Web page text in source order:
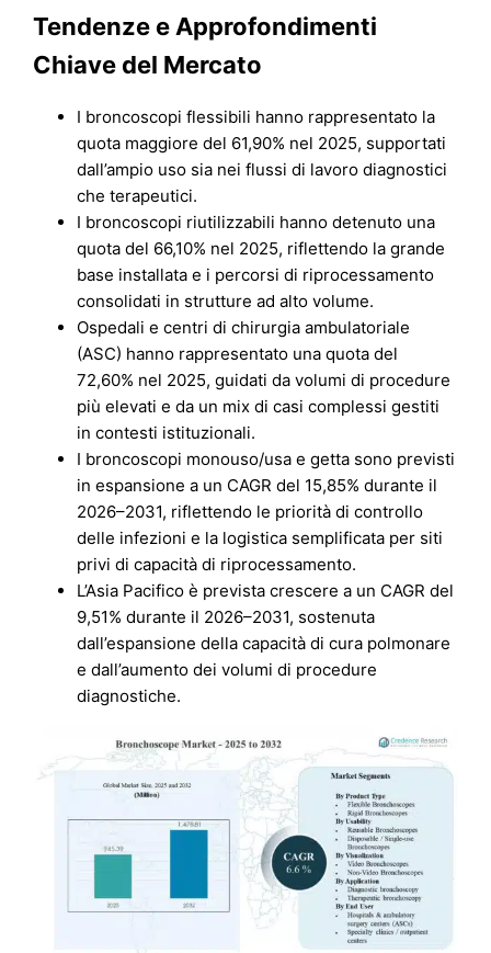
Tendenze e Approfondimenti
Chiave del Mercato
I broncoscopi flessibili hanno rappresentato la
quota maggiore del 61,90% nel 2025, supportati
dall’ampio uso sia nei flussi di lavoro diagnostici
che terapeutici.
I broncoscopi riutilizzabili hanno detenuto una
quota del 66,10% nel 2025, riflettendo la grande
base installata e i percorsi di riprocessamento
consolidati in strutture ad alto volume.
Ospedali e centri di chirurgia ambulatoriale
(ASC) hanno rappresentato una quota del
72,60% nel 2025, guidati da volumi di procedure
più elevati e da un mix di casi complessi gestiti
in contesti istituzionali.
I broncoscopi monouso/usa e getta sono previsti
in espansione a un CAGR del 15,85% durante il
2026–2031, riflettendo le priorità di controllo
delle infezioni e la logistica semplificata per siti
privi di capacità di riprocessamento.
L’Asia Pacifico è prevista crescere a un CAGR del
9,51% durante il 2026–2031, sostenuta
dall’espansione della capacità di cura polmonare
e dall’aumento dei volumi di procedure
diagnostiche.